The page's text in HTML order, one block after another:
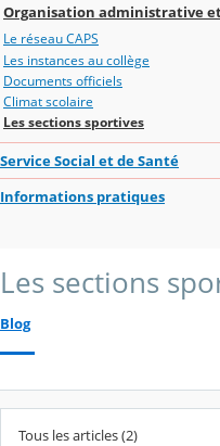
Organisation administrative
Le réseau CAPS
Les instances au collège
Documents officiels
Climat scolaire
Les sections sportives
Service Social et de Santé
Informations pratiques
Les sections
Blog
Tous les articles (2)